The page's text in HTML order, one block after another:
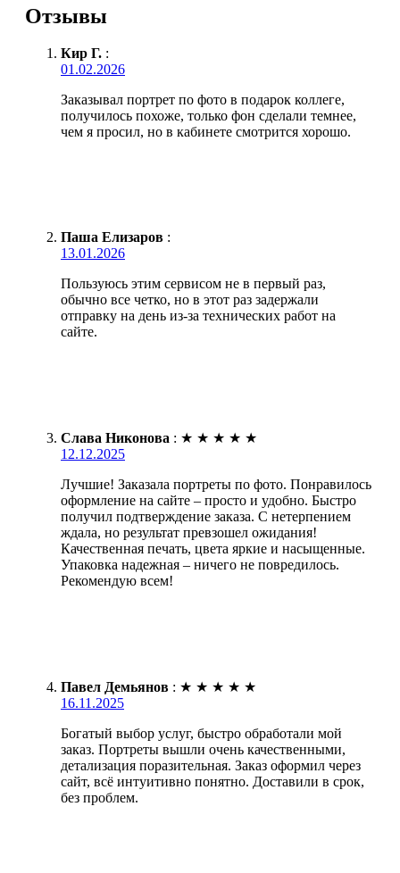
Отзывы
Кир Г. :
01.02.2026
Заказывал портрет по фото в подарок коллеге,
получилось похоже, только фон сделали темнее,
чем я просил, но в кабинете смотрится хорошо.
Паша Елизаров :
13.01.2026
Пользуюсь этим сервисом не в первый раз,
обычно все четко, но в этот раз задержали
отправку на день из-за технических работ на
сайте.
Слава Никонова : ★ ★ ★ ★ ★
12.12.2025
Лучшие! Заказала портреты по фото. Понравилось
оформление на сайте – просто и удобно. Быстро
получил подтверждение заказа. С нетерпением
ждала, но результат превзошел ожидания!
Качественная печать, цвета яркие и насыщенные.
Упаковка надежная – ничего не повредилось.
Рекомендую всем!
Павел Демьянов : ★ ★ ★ ★ ★
16.11.2025
Богатый выбор услуг, быстро обработали мой
заказ. Портреты вышли очень качественными,
детализация поразительная. Заказ оформил через
сайт, всё интуитивно понятно. Доставили в срок,
без проблем.